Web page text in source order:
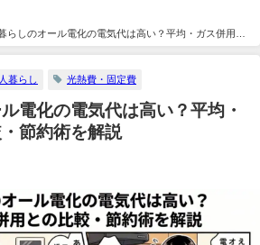
らしのオール電化の電気代は高い？平均・ガス併用と
暮らし 光熱費・固定費
電化の電気代は高い？平均・
節約術を解説